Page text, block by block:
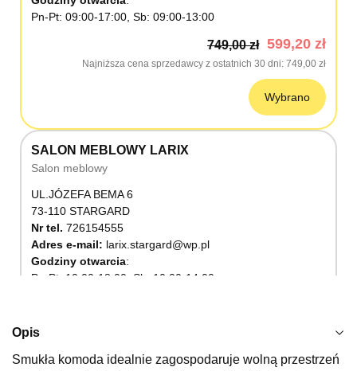
Pn-Pt: 09:00-17:00, Sb: 09:00-13:00
749,00 zł 599,20 zł
Najniższa cena sprzedawcy z ostatnich 30 dni 749,00 zł
Wybrano
SALON MEBLOWY LARIX
Salon meblowy
UL.JÓZEFA BEMA 6
73-110 STARGARD
Nr tel. 726154555
Adres e-mail: larix.stargard@wp.pl
Godziny otwarcia
Pn-Pt: 10:00-18:00, Sb: 10:00-14:00
Wybierz
Opis
Smukła komoda idealnie zagospodaruje wolną przestrzeń